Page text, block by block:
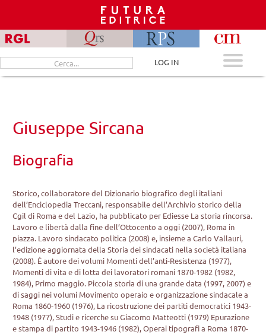
content
Cerca
per:
LOG IN
Giuseppe Sircana
Biografia
Storico, collaboratore del Dizionario biografico degli italiani
dell’Enciclopedia Treccani, responsabile dell’Archivio storico della
Cgil di Roma e del Lazio, ha pubblicato per Ediesse La storia rincorsa.
Lavoro e libertà dalla fine dell’Ottocento a oggi (2007), Roma in
piazza. Lavoro sindacato politica (2008) e, insieme a Carlo Vallauri,
l’edizione aggiornata della Storia dei sindacati nella società italiana
(2008). È autore dei volumi Momenti dell’anti-Resistenza (1977),
Momenti di vita e di lotta dei lavoratori romani 1870-1982 (1982,
1984), Primo maggio. Piccola storia di una grande data (1997, 2007) e
di saggi nei volumi Movimento operaio e organizzazione sindacale a
Roma 1860-1960 (1976), La ricostruzione dei partiti democratici 1943-
1948 (1977), Studi e ricerche su Giacomo Matteotti (1979) Epurazione
e stampa di partito 1943-1946 (1982), Operai tipografi a Roma 1870-